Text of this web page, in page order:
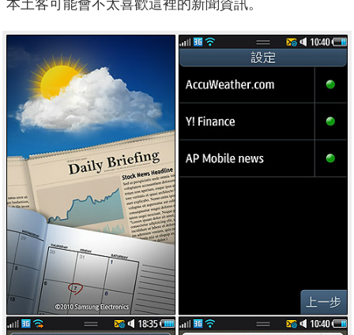
本土客可能會不太喜歡這裡的新聞資訊。